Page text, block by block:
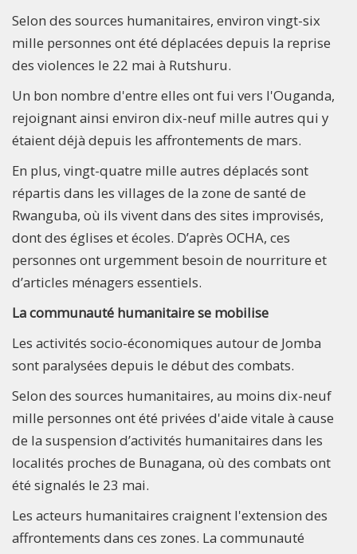
Selon des sources humanitaires, environ vingt-six
mille personnes ont été déplacées depuis la reprise
des violences le 22 mai à Rutshuru.
Un bon nombre d'entre elles ont fui vers l'Ouganda,
rejoignant ainsi environ dix-neuf mille autres qui y
étaient déjà depuis les affrontements de mars.
En plus, vingt-quatre mille autres déplacés sont
répartis dans les villages de la zone de santé de
Rwanguba, où ils vivent dans des sites improvisés,
dont des églises et écoles. D’après OCHA, ces
personnes ont urgemment besoin de nourriture et
d’articles ménagers essentiels.
La communauté humanitaire se mobilise
Les activités socio-économiques autour de Jomba
sont paralysées depuis le début des combats.
Selon des sources humanitaires, au moins dix-neuf
mille personnes ont été privées d'aide vitale à cause
de la suspension d’activités humanitaires dans les
localités proches de Bunagana, où des combats ont
été signalés le 23 mai.
Les acteurs humanitaires craignent l'extension des
affrontements dans ces zones. La communauté